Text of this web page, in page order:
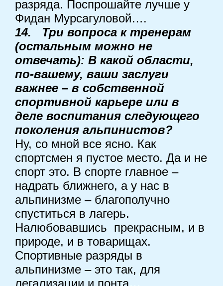
разряда. Поспрошайте лучше у
Фидан Мурсагуловой….
14. Три вопроса к тренерам
(остальным можно не
отвечать): В какой области,
по-вашему, ваши заслуги
важнее – в собственной
спортивной карьере или в
деле воспитания следующего
поколения альпинистов?
Ну, со мной все ясно. Как
спортсмен я пустое место. Да и не
спорт это. В спорте главное –
надрать ближнего, а у нас в
альпинизме – благополучно
спуститься в лагерь.
Налюбовавшись прекрасным, и в
природе, и в товарищах.
Спортивные разряды в
альпинизме – это так, для